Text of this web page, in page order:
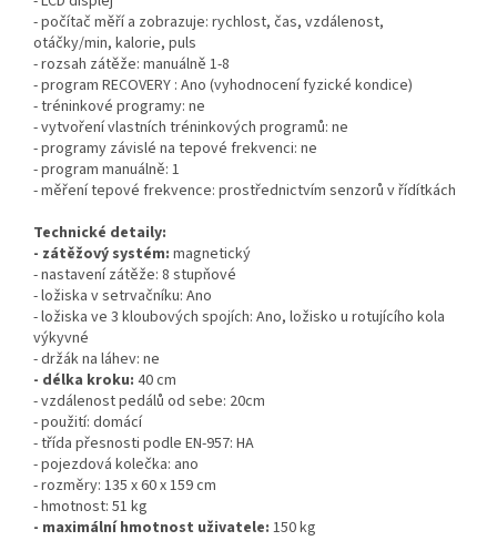
- počítač měří a zobrazuje: rychlost, čas, vzdálenost,
otáčky/min, kalorie, puls
- rozsah zátěže: manuálně 1-8
- program RECOVERY : Ano (vyhodnocení fyzické kondice)
- tréninkové programy: ne
- vytvoření vlastních tréninkových programů: ne
- programy závislé na tepové frekvenci: ne
- program manuálně: 1
- měření tepové frekvence: prostřednictvím senzorů v řídítkách
Technické detaily:
- zátěžový systém: magnetický
- nastavení zátěže: 8 stupňové
- ložiska v setrvačníku: Ano
- ložiska ve 3 kloubových spojích: Ano, ložisko u rotujícího kola
výkyvné
- držák na láhev: ne
- délka kroku: 40 cm
- vzdálenost pedálů od sebe: 20cm
- použití: domácí
- třída přesnosti podle EN-957: HA
- pojezdová kolečka: ano
- rozměry: 135 x 60 x 159 cm
- hmotnost: 51 kg
- maximální hmotnost uživatele: 150 kg